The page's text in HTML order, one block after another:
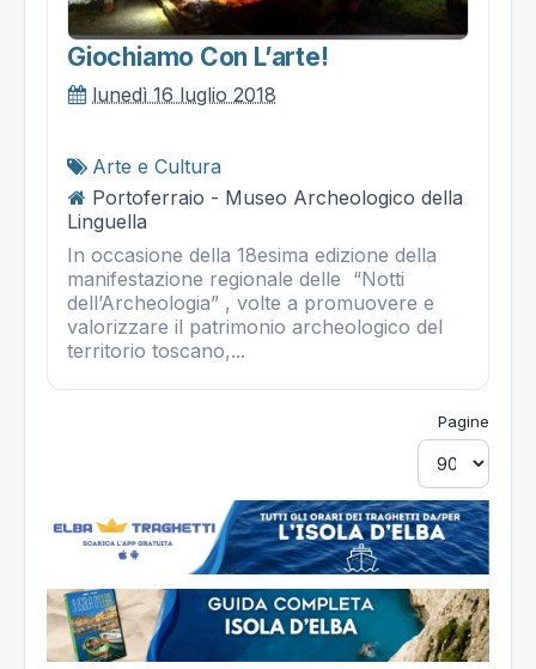
Giochiamo Con L’arte!
lunedì 16 luglio 2018
Arte e Cultura
Portoferraio - Museo Archeologico della
Linguella
In occasione della 18esima edizione della
manifestazione regionale delle “Notti
dell’Archeologia” , volte a promuovere e
valorizzare il patrimonio archeologico del
territorio toscano,...
Pagine